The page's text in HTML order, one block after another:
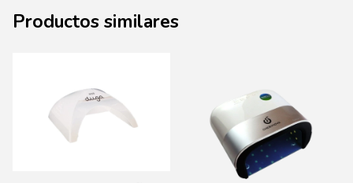
Productos similares